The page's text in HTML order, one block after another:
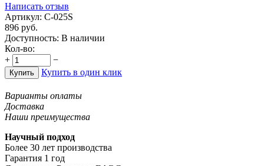
Написать отзыв
Артикул: С-025S
896 руб.
Доступность: В наличии
Кол-во:
+
−
Купить Купить в один клик
Варианты оплаты
Доставка
Наши преимущества
Научный подход
Более 30 лет производства
Гарантия 1 год